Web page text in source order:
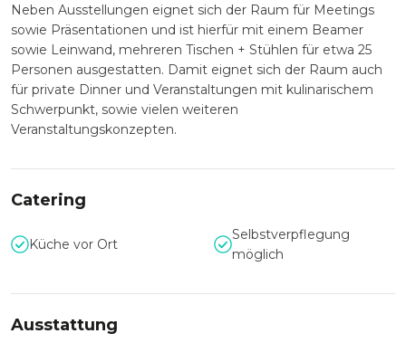
Neben Ausstellungen eignet sich der Raum für Meetings
sowie Präsentationen und ist hierfür mit einem Beamer
sowie Leinwand, mehreren Tischen + Stühlen für etwa 25
Personen ausgestatten. Damit eignet sich der Raum auch
für private Dinner und Veranstaltungen mit kulinarischem
Schwerpunkt, sowie vielen weiteren
Veranstaltungskonzepten.
Catering
Küche vor Ort
Selbstverpflegung
möglich
Ausstattung